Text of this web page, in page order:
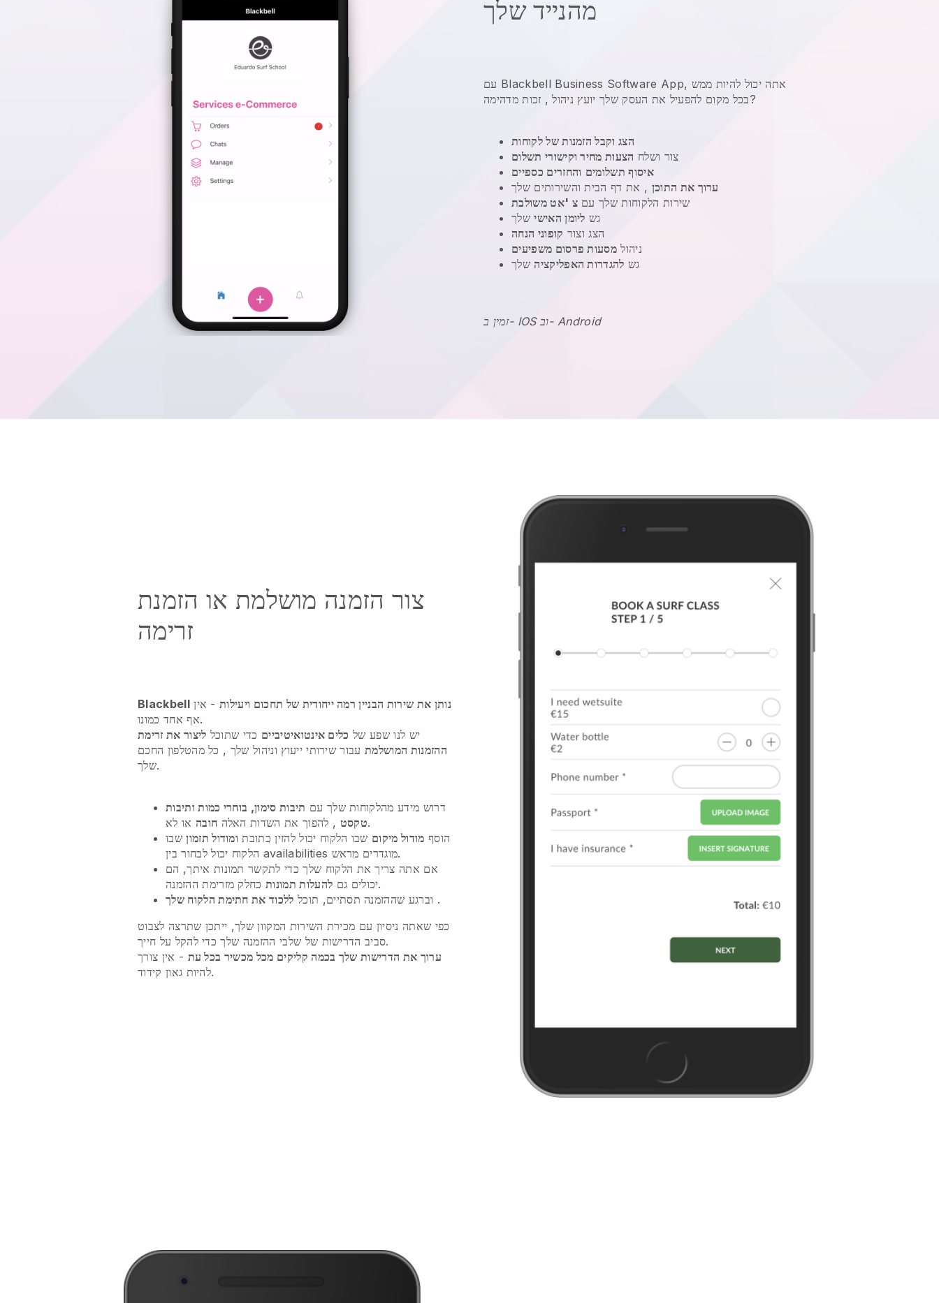
מהנייד שלך
עם Blackbell Business Software App, אתה יכול להיות ממש
בכל מקום להפעיל את העסק שלך יועץ ניהול , זכות מדהימה?
הצג וקבל הזמנות של לקוחות
צור ושלח הצעות מחיר וקישורי תשלום
איסוף תשלומים והחזרים כספיים
ערוך את התוכן , את דף הבית והשירותים שלך
שירות הלקוחות שלך עםצ 'אט משולבת
גש ליומן האישישלך
הצג וצור קופוני הנחה
ניהול מסעות פרסום משפיעים
גש להגדרות האפליקציהשלך
זמין ב- IOS וב- Android
צור הזמנה מושלמת או הזמנת
זרימה
Blackbell נותן את שירות הבניין רמה ייחודית של תחכום ויעילות- אין
אף אחד כמונו.
יש לנו שפע של כלים אינטואיטיביים כדי שתוכל ליצור את זרימת
ההזמנות המושלמת עבור שירותי ייעוץ וניהול שלך , כל מהטלפון החכם
שלך.
דרוש מידע מהלקוחות שלך עם תיבות סימון, בוחרי כמות ותיבות
טקסט , להפוך את השדות האלה חובה
או לא.
הוסף מודול מיקום שבו הלקוח יכול להזין כתובת ומודול תזמוןשבו
הלקוח יכול לבחור בין availabilities מוגדרים מראש.
אם אתה צריך את הלקוח שלך כדי לתקשר תמונות איתך, הם
יכולים גם להעלות תמונות
כחלק מזרימת ההזמנה.
וברגע שההזמנה תסתיים, תוכל ללכוד את חתימת הלקוח שלך
.
כפי שאתה ניסיון עם מכירת השירות המקוון שלך, ייתכן שתרצה לצבוט
סביב הדרישות של שלבי ההזמנה שלך כדי להקל על חייך.
ערוך את הדרישות שלך בכמה קליקים מכל מכשיר בכל עת - אין צורך
להיות גאון קידוד.